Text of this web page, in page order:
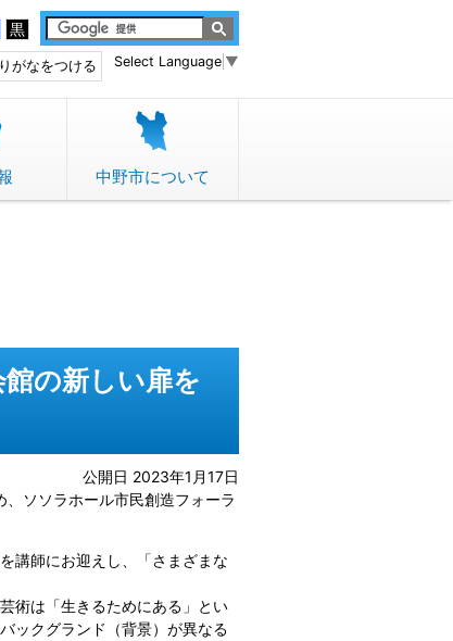
黒
Select Language ▼
がなをつける
中野市について
の新しい扉を
公開日 2023年1月17日
ソソラホール市民創造フォーラ
講師にお迎えし、「さまざまな
術は「生きるためにある」とい
ックグランド（背景）が異なる